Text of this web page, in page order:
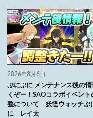
2026年8月6日
ぷにぷに メンテナンス後の情
くぞー！SAOコラボイベント
整について 妖怪ウォッチぷ
に レイ太